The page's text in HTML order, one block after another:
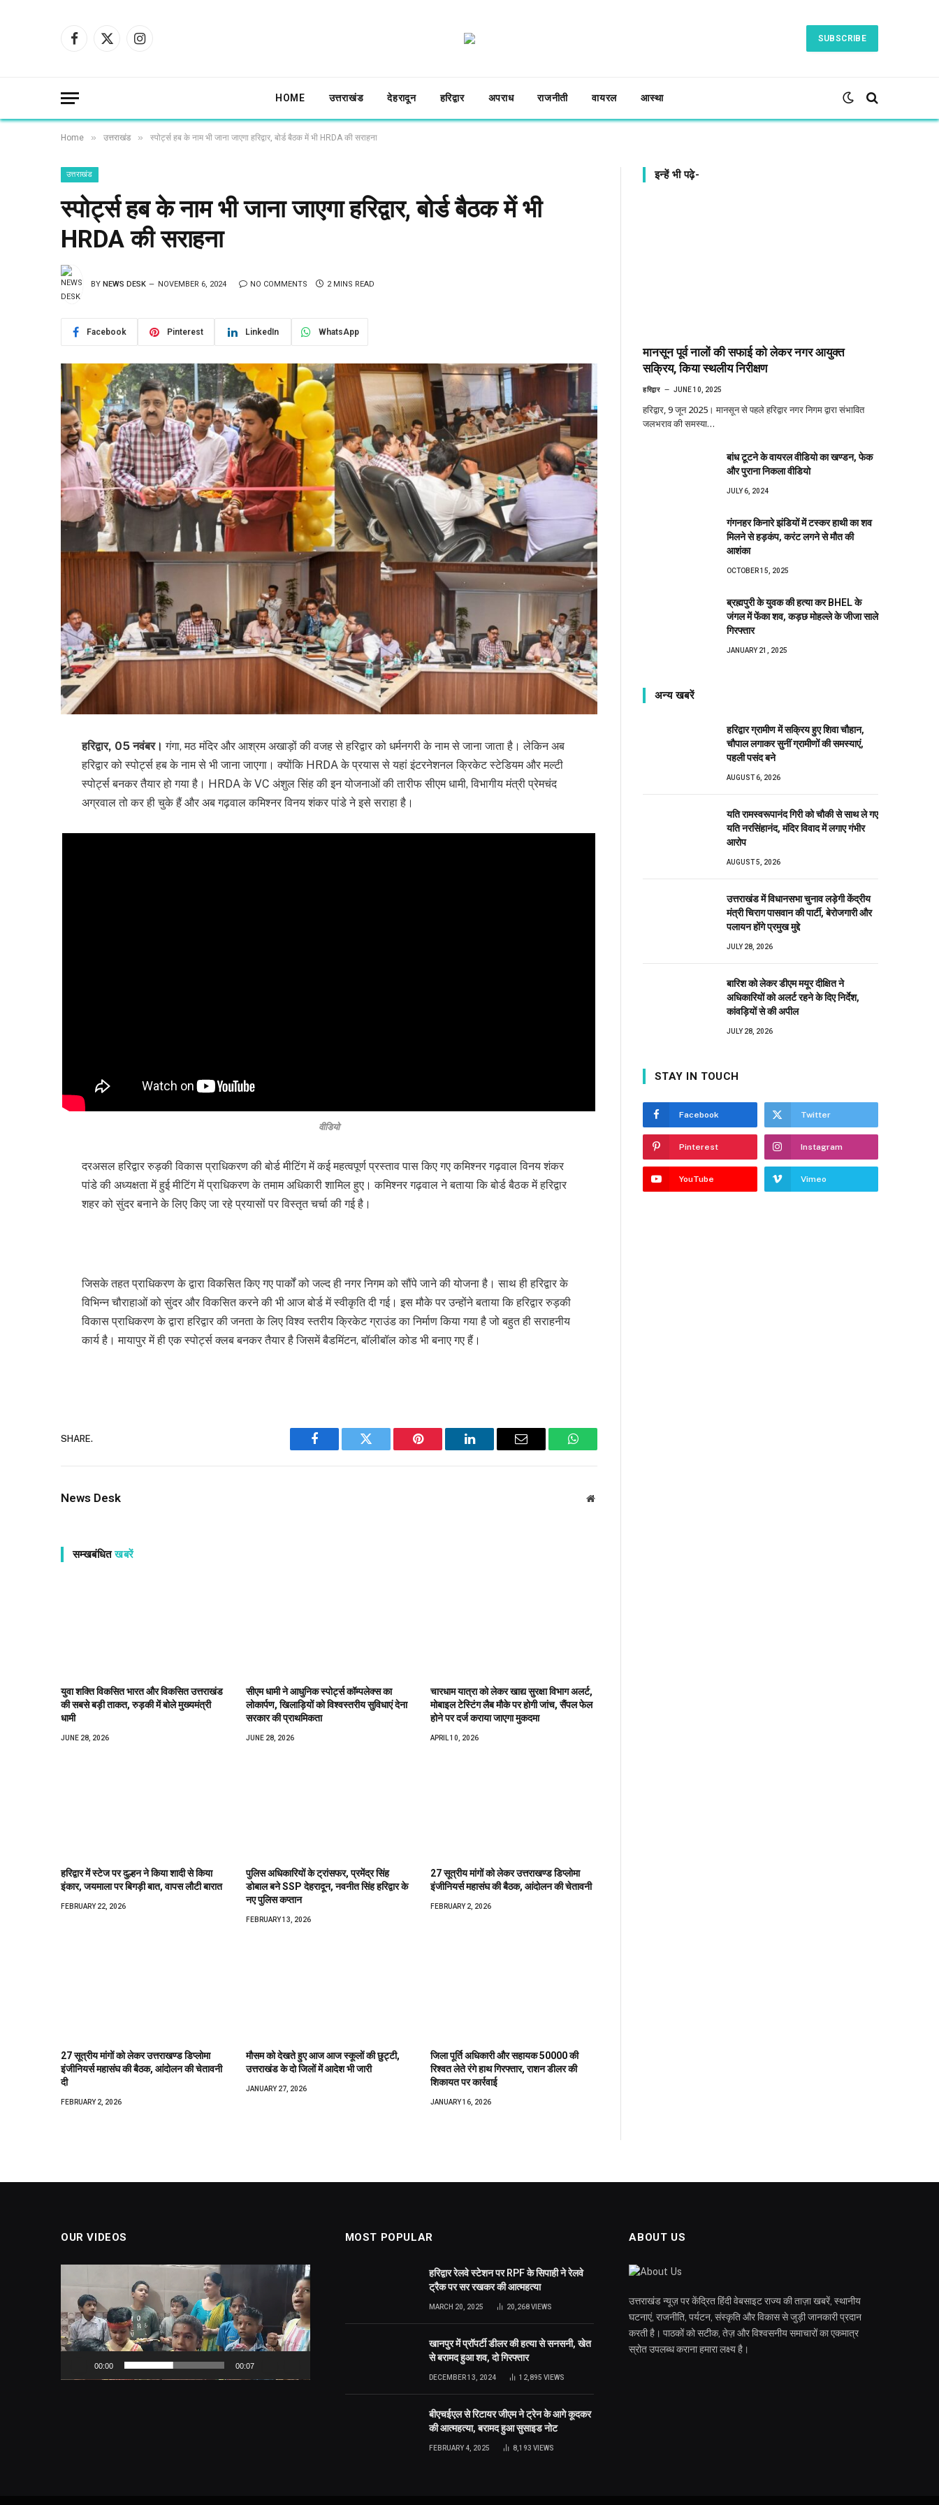
Facebook
X
Instagram
SUBSCRIBE
HOME उत्तराखंड देहरादून हरिद्वार अपराध राजनीती वायरल आस्था
Home » उत्तराखंड » स्पोर्ट्स हब के नाम भी जाना जाएगा हरिद्वार, बोर्ड बैठक में भी HRDA की सराहना
उत्तराखंड
स्पोर्ट्स हब के नाम भी जाना जाएगा हरिद्वार, बोर्ड बैठक में भी
HRDA की सराहना
BY NEWS DESK NOVEMBER 6, 2024 NO COMMENTS 2 MINS READ
Facebook Pinterest LinkedIn WhatsApp
हरिद्वार, 05 नवंबर। गंगा, मठ मंदिर और आश्रम अखाड़ों की वजह से हरिद्वार को धर्मनगरी के नाम से जाना जाता है। लेकिन अब
हरिद्वार को स्पोर्ट्स हब के नाम से भी जाना जाएगा। क्योंकि HRDA के प्रयास से यहां इंटरनेशनल क्रिकेट स्टेडियम और मल्टी
स्पोर्ट्स बनकर तैयार हो गया है। HRDA के VC अंशुल सिंह की इन योजनाओं की तारीफ सीएम धामी, विभागीय मंत्री प्रेमचंद
अग्रवाल तो कर ही चुके हैं और अब गढ़वाल कमिश्नर विनय शंकर पांडे ने इसे सराहा है।
वीडियो
दरअसल हरिद्वार रुड़की विकास प्राधिकरण की बोर्ड मीटिंग में कई महत्वपूर्ण प्रस्ताव पास किए गए कमिश्नर गढ़वाल विनय शंकर
पांडे की अध्यक्षता में हुई मीटिंग में प्राधिकरण के तमाम अधिकारी शामिल हुए। कमिश्नर गढ़वाल ने बताया कि बोर्ड बैठक में हरिद्वार
शहर को सुंदर बनाने के लिए किए जा रहे प्रयासों पर विस्तृत चर्चा की गई है।
जिसके तहत प्राधिकरण के द्वारा विकसित किए गए पार्कों को जल्द ही नगर निगम को सौंपे जाने की योजना है। साथ ही हरिद्वार के
विभिन्न चौराहाओं को सुंदर और विकसित करने की भी आज बोर्ड में स्वीकृति दी गई। इस मौके पर उन्होंने बताया कि हरिद्वार रुड़की
विकास प्राधिकरण के द्वारा हरिद्वार की जनता के लिए विश्व स्तरीय क्रिकेट ग्राउंड का निर्माण किया गया है जो बहुत ही सराहनीय
कार्य है। मायापुर में ही एक स्पोर्ट्स क्लब बनकर तैयार है जिसमें बैडमिंटन, बॉलीबॉल कोड भी बनाए गए हैं।
SHARE.
Facebook Twitter Pinterest LinkedIn Email WhatsApp
News Desk Website
सम्खबंधितखबरें
युवा शक्ति विकसित भारत और विकसित उत्तराखंड
की सबसे बड़ी ताकत, रुड़की में बोले मुख्यमंत्री
धामी
JUNE 28, 2026
सीएम धामी ने आधुनिक स्पोर्ट्स कॉम्पलेक्स का
लोकार्पण, खिलाड़ियों को विश्वस्तरीय सुविधाएं देना
सरकार की प्राथमिकता
JUNE 28, 2026
चारधाम यात्रा को लेकर खाद्य सुरक्षा विभाग अलर्ट,
मोबाइल टेस्टिंग लैब मौके पर होगी जांच, सैंपल फेल
होने पर दर्ज कराया जाएगा मुकदमा
APRIL 10, 2026
हरिद्वार में स्टेज पर दुल्हन ने किया शादी से किया
इंकार, जयमाला पर बिगड़ी बात, वापस लौटी बारात
FEBRUARY 22, 2026
पुलिस अधिकारियों के ट्रांसफर, प्रमेंद्र सिंह
डोबाल बने SSP देहरादून, नवनीत सिंह हरिद्वार के
नए पुलिस कप्तान
FEBRUARY 13, 2026
27 सूत्रीय मांगों को लेकर उत्तराखण्ड डिप्लोमा
इंजीनियर्स महासंघ की बैठक, आंदोलन की चेतावनी
FEBRUARY 2, 2026
27 सूत्रीय मांगों को लेकर उत्तराखण्ड डिप्लोमा
इंजीनियर्स महासंघ की बैठक, आंदोलन की चेतावनी
दी
FEBRUARY 2, 2026
मौसम को देखते हुए आज आज स्कूलों की छुट्टी,
उत्तराखंड के दो जिलों में आदेश भी जारी
JANUARY 27, 2026
जिला पूर्ति अधिकारी और सहायक ₹50000 की
रिश्वत लेते रंगे हाथ गिरफ्तार, राशन डीलर की
शिकायत पर कार्रवाई
JANUARY 16, 2026
इन्हें भी पढ़े-
मानसून पूर्व नालों की सफाई को लेकर नगर आयुक्त
सक्रिय, किया स्थलीय निरीक्षण
हरिद्वार JUNE 10, 2025
हरिद्वार, 9 जून 2025। मानसून से पहले हरिद्वार नगर निगम द्वारा संभावित
जलभराव की समस्या…
बांध टूटने के वायरल वीडियो का खण्डन, फेक
और पुराना निकला वीडियो
JULY 6, 2024
गंगनहर किनारे झंडियों में टस्कर हाथी का शव
मिलने से हड़कंप, करंट लगने से मौत की
आशंका
OCTOBER 15, 2025
ब्रह्मपुरी के युवक की हत्या कर BHEL के
जंगल में फेंका शव, कड़छ मोहल्ले के जीजा साले
गिरफ्तार
JANUARY 21, 2025
अन्य खबरें
हरिद्वार ग्रामीण में सक्रिय हुए शिवा चौहान,
चौपाल लगाकर सुनीं ग्रामीणों की समस्याएं,
पहली पसंद बने
AUGUST 6, 2026
यति रामस्वरूपानंद गिरी को चौकी से साथ ले गए
यति नरसिंहानंद, मंदिर विवाद में लगाए गंभीर
आरोप
AUGUST 5, 2026
उत्तराखंड में विधानसभा चुनाव लड़ेगी केंद्रीय
मंत्री चिराग पासवान की पार्टी, बेरोजगारी और
पलायन होंगे प्रमुख मुद्दे
JULY 28, 2026
बारिश को लेकर डीएम मयूर दीक्षित ने
अधिकारियों को अलर्ट रहने के दिए निर्देश,
कांवड़ियों से की अपील
JULY 28, 2026
STAY IN TOUCH
Facebook Twitter
Pinterest Instagram
YouTube Vimeo
OUR VIDEOS
Player
00:00 00:07
MOST POPULAR
हरिद्वार रेलवे स्टेशन पर RPF के सिपाही ने रेलवे
ट्रैक पर सर रखकर की आत्महत्या
MARCH 20, 2025 20,268VIEWS
खानपुर में प्रॉपर्टी डीलर की हत्या से सनसनी, खेत
से बरामद हुआ शव, दो गिरफ्तार
DECEMBER 13, 2024 12,895 VIEWS
बीएचईएल से रिटायर जीएम ने ट्रेन के आगे कूदकर
की आत्महत्या, बरामद हुआ सुसाइड नोट
FEBRUARY 4, 2025 8,193 VIEWS
ABOUT US
उत्तराखंड न्यूज़ पर केंद्रित हिंदी वेबसाइट राज्य की ताज़ा खबरें, स्थानीय
घटनाएं, राजनीति, पर्यटन, संस्कृति और विकास से जुड़ी जानकारी प्रदान
करती है। पाठकों को सटीक, तेज़ और विश्वसनीय समाचारों का एकमात्र
स्रोत उपलब्ध कराना हमारा लक्ष्य है।